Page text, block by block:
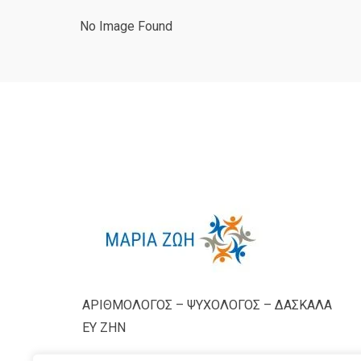
No Image Found
ΑΡΙΘΜΟΛΟΓΟΣ – ΨΥΧΟΛΟΓΟΣ – ΔΑΣΚΑΛΑ
ΕΥ ΖΗΝ